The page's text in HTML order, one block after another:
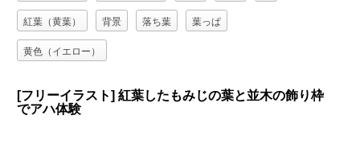
紅葉（黄葉） 背景 落ち葉 葉っぱ
黄色（イエロー）
[フリーイラスト] 紅葉したもみじの葉と並木の飾り枠
でアハ体験